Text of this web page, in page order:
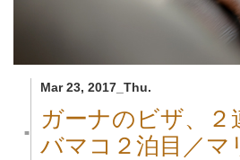
Mar 23, 2017_Thu.
■
ガーナのビザ、２
バマコ２泊目／マ